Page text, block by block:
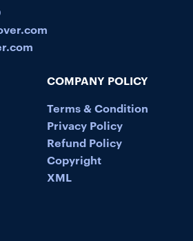
COMPANY POLICY
Terms & Condition
Privacy Policy
Refund Policy
Copyright
XML